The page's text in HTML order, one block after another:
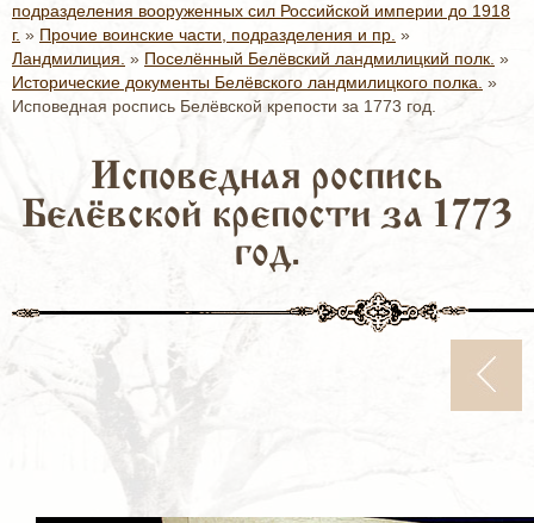
подразделения вооруженных сил Российской империи до 1918
г. » Прочие воинские части, подразделения и пр. »
Ландмилиция. » Поселённый Белёвский ландмилицкий полк. »
Исторические документы Белёвского ландмилицкого полка. »
Исповедная роспись Белёвской крепости за 1773 год.
Исповедная роспись
Белёвской крепости за 1773
год.